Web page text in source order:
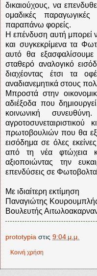
δικαιούχους, να
ομαδικές
παραπάνω φορείς.
Η επένδυση αυτή μπορεί
και συγκεκρίμενα τα
αυτό θα
σταθερό αναλογικό
διαχέοντας έτσι τα
αναδιανεμητικά στους
Μπροστά στην
αδιέξοδα που
κοινωνική
πρωτοβουλιών που θα
εισόδημα σε όλες
από τη νέα φτώχεια
αξιοποιώντας την
επενδύσεις σε
Με ιδιαίτερη εκτίμηση
Παναγιώτης
Βουλευτής
prototypia στις 9:04 μ.μ.
Κοινή χρήση